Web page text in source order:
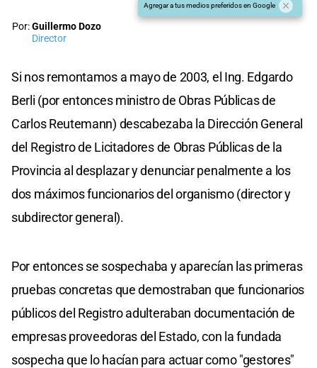
Agregar a tus medios preferidos en Google
Por:Guillermo Dozo
Director
Si nos remontamos a mayo de 2003, el Ing. Edgardo
Berli (por entonces ministro de Obras Públicas de
Carlos Reutemann) descabezaba la Dirección General
del Registro de Licitadores de Obras Públicas de la
Provincia al desplazar y denunciar penalmente a los
dos máximos funcionarios del organismo (director y
subdirector general).
Por entonces se sospechaba y aparecían las primeras
pruebas concretas que demostraban que funcionarios
públicos del Registro adulteraban documentación de
empresas proveedoras del Estado, con la fundada
sospecha que lo hacían para actuar como "gestores"